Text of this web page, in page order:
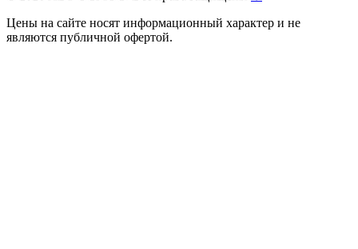
Цены на сайте носят информационный характер и не
являются публичной офертой.